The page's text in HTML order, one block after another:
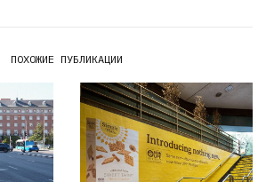
ПОХОЖИЕ ПУБЛИКАЦИИ